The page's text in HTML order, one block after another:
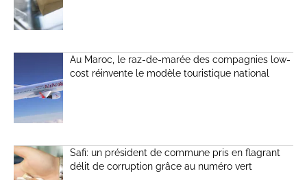
Au Maroc, le raz-de-marée des compagnies low-
cost réinvente le modèle touristique national
Safi: un président de commune pris en flagrant
délit de corruption grâce au numéro vert